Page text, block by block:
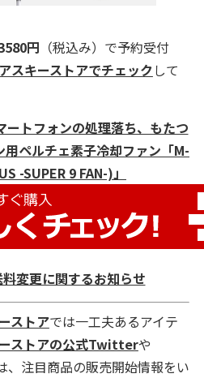
円 （税込み）で予約受付
アスキーストアでチェックして
ートフォンの処理落ち、もたつ
ペルチェ素子冷却ファン「M-
-SUPER 9 FAN-)」
変更に関するお知らせ
ストアでは一工夫あるアイテ
ストアの公式Twitterや
、注目商品の販売開始情報をい